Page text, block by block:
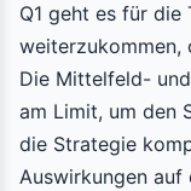
Q1 geht es für die
weiterzukommen,
Die Mittelfeld-
am Limit, um den
die Strategie
Auswirkungen auf